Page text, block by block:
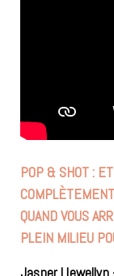
POP & SHOT :
QUAND VOUS
PLEIN MILIEU